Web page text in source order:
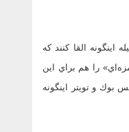
القا كنند كه
را هم براي اين
و پسر در هم هستند و بازي فيس بوك و تويتر اينگونه